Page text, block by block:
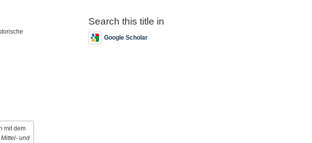
mit dem
und
Search this title in
Google Scholar